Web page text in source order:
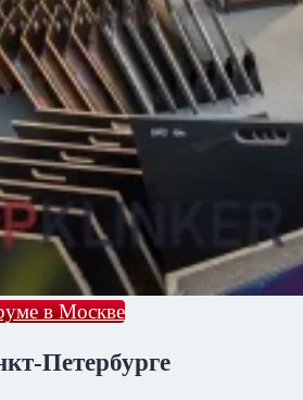
в Москве
Петербурге